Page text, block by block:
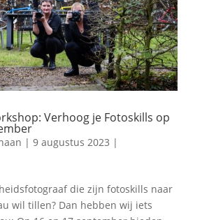
Verhoog je Fotoskills op
| 9 augustus 2023 |
die zijn fotoskills naar
wil tillen? Dan hebben wij iets